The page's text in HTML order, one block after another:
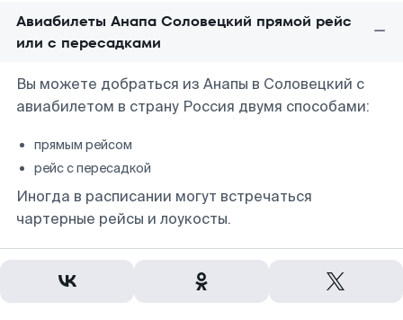
Авиабилеты Анапа Соловецкий прямой рейс
или с пересадками
Вы можете добраться из Анапы в Соловецкий с
авиабилетом в страну Россия двумя способами:
прямым рейсом
рейс с пересадкой
Иногда в расписании могут встречаться
чартерные рейсы и лоукосты.